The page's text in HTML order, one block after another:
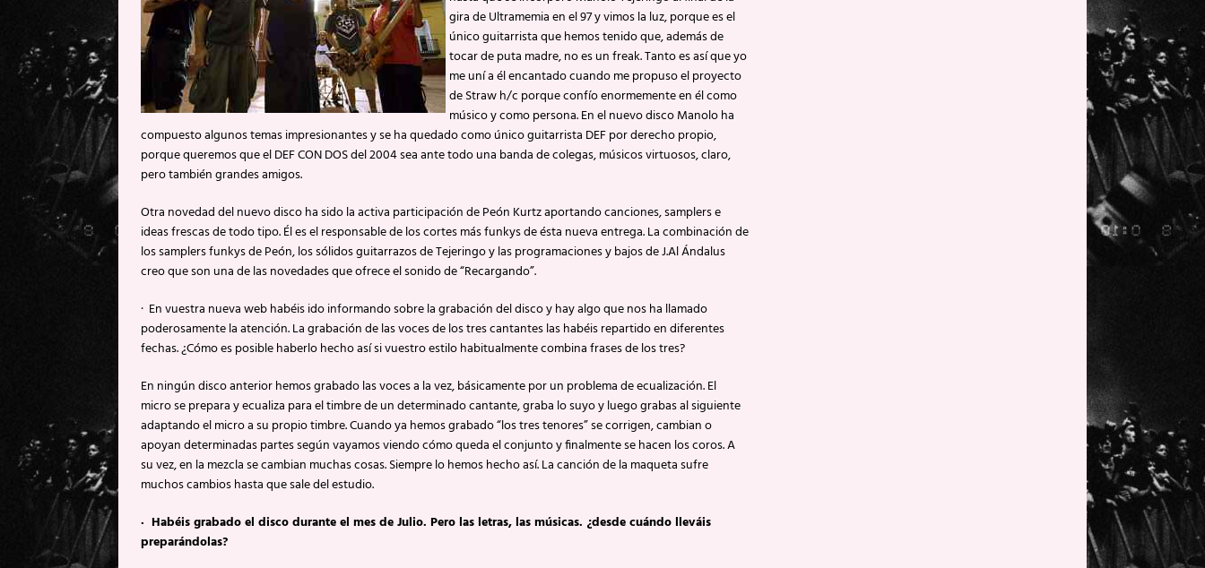
gira de Ultramemia en el 97 y vimos la luz, porque es el
único guitarrista que hemos tenido que, además de
tocar de puta madre, no es un freak. Tanto es así que yo
me uní a él encantado cuando me propuso el proyecto
de Straw h/c porque confío enormemente en él como
músico y como persona. En el nuevo disco Manolo ha
compuesto algunos temas impresionantes y se ha quedado como único guitarrista DEF por derecho propio,
porque queremos que el DEF CON DOS del 2004 sea ante todo una banda de colegas, músicos virtuosos, claro,
pero también grandes amigos.
Otra novedad del nuevo disco ha sido la activa participación de Peón Kurtz aportando canciones, samplers e
ideas frescas de todo tipo. Él es el responsable de los cortes más funkys de ésta nueva entrega. La combinación de
los samplers funkys de Peón, los sólidos guitarrazos de Tejeringo y las programaciones y bajos de J.Al Ándalus
creo que son una de las novedades que ofrece el sonido de “Recargando”.
· En vuestra nueva web habéis ido informando sobre la grabación del disco y hay algo que nos ha llamado
poderosamente la atención. La grabación de las voces de los tres cantantes las habéis repartido en diferentes
fechas. ¿Cómo es posible haberlo hecho así si vuestro estilo habitualmente combina frases de los tres?
En ningún disco anterior hemos grabado las voces a la vez, básicamente por un problema de ecualización. El
micro se prepara y ecualiza para el timbre de un determinado cantante, graba lo suyo y luego grabas al siguiente
adaptando el micro a su propio timbre. Cuando ya hemos grabado “los tres tenores” se corrigen, cambian o
apoyan determinadas partes según vayamos viendo cómo queda el conjunto y finalmente se hacen los coros. A
su vez, en la mezcla se cambian muchas cosas. Siempre lo hemos hecho así. La canción de la maqueta sufre
muchos cambios hasta que sale del estudio.
· Habéis grabado el disco durante el mes de Julio. Pero las letras, las músicas. ¿desde cuándo lleváis
preparándolas?